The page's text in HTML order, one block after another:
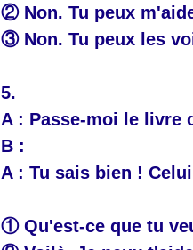
② Non. Tu peux
③ Non. Tu peux les
5.
A : Passe-moi le livre
B :
A : Tu sais bien !
① Qu'est-ce que tu